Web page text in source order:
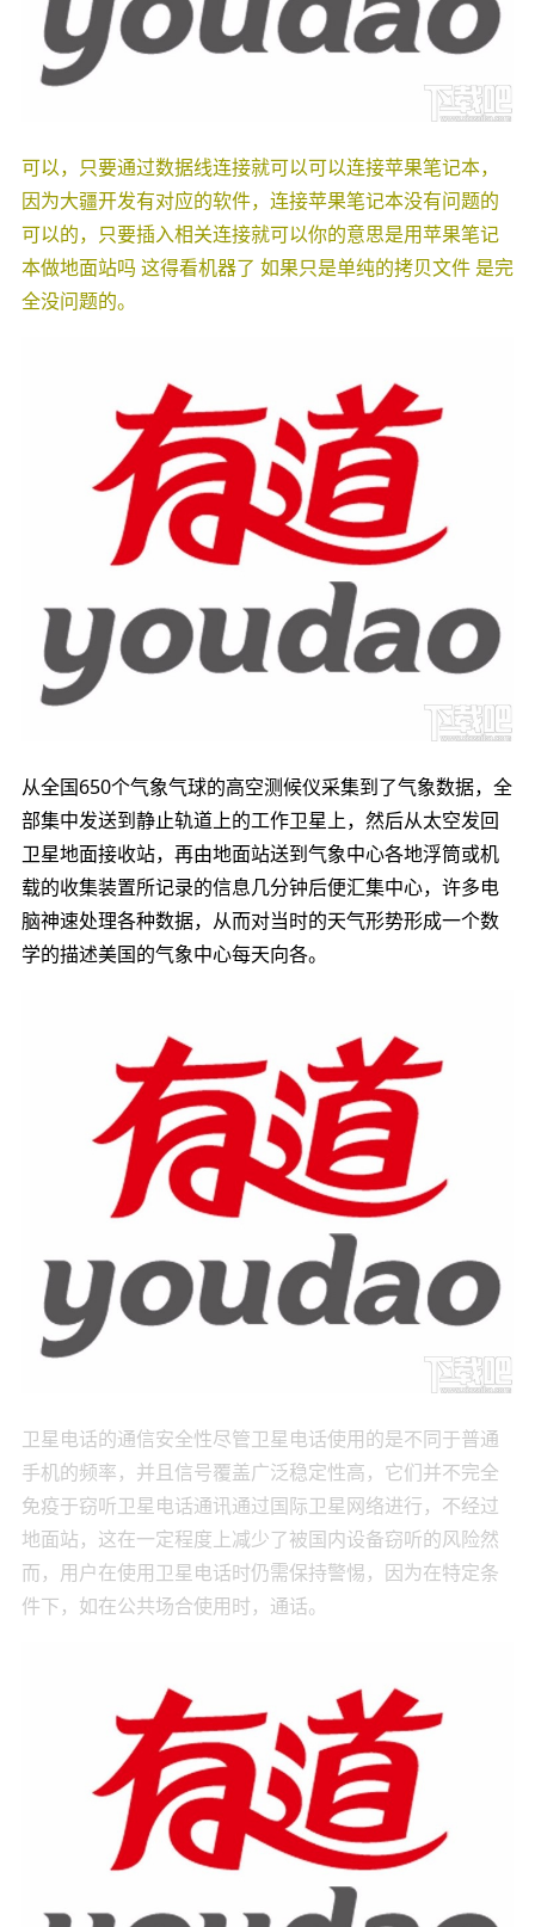
可以，只要通过数据线连接就可以可以连接苹果笔记本，
因为大疆开发有对应的软件，连接苹果笔记本没有问题的
可以的，只要插入相关连接就可以你的意思是用苹果笔记
本做地面站吗 这得看机器了 如果只是单纯的拷贝文件 是完
全没问题的。
从全国650个气象气球的高空测候仪采集到了气象数据，全
部集中发送到静止轨道上的工作卫星上，然后从太空发回
卫星地面接收站，再由地面站送到气象中心各地浮筒或机
载的收集装置所记录的信息几分钟后便汇集中心，许多电
脑神速处理各种数据，从而对当时的天气形势形成一个数
学的描述美国的气象中心每天向各。
卫星电话的通信安全性尽管卫星电话使用的是不同于普通
手机的频率，并且信号覆盖广泛稳定性高，它们并不完全
免疫于窃听卫星电话通讯通过国际卫星网络进行，不经过
地面站，这在一定程度上减少了被国内设备窃听的风险然
而，用户在使用卫星电话时仍需保持警惕，因为在特定条
件下，如在公共场合使用时，通话。